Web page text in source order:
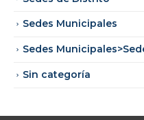
Sedes Municipales
Sedes
Sin categoría